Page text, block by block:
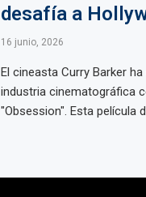
desafía a
16 junio, 2026
El cineasta Curry Barker
industria cinematográfica
"Obsession". Esta película